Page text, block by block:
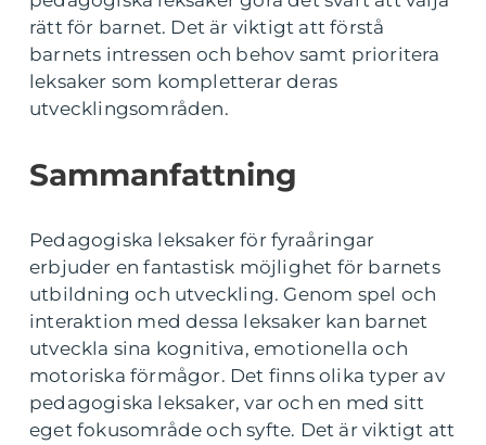
rätt för barnet. Det är viktigt att förstå
barnets intressen och behov samt prioritera
leksaker som kompletterar deras
utvecklingsområden.
Sammanfattning
Pedagogiska leksaker för fyraåringar
erbjuder en fantastisk möjlighet för barnets
utbildning och utveckling. Genom spel och
interaktion med dessa leksaker kan barnet
utveckla sina kognitiva, emotionella och
motoriska förmågor. Det finns olika typer av
pedagogiska leksaker, var och en med sitt
eget fokusområde och syfte. Det är viktigt att